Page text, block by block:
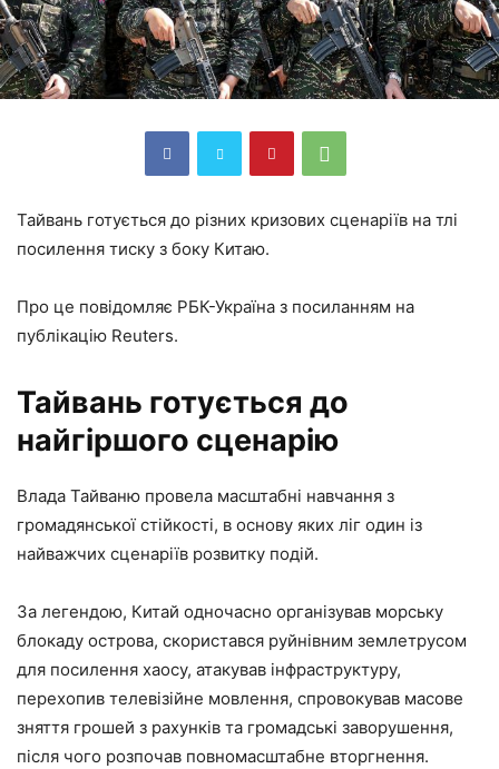
Тайвань готується до різних кризових сценаріїв на тлі
посилення тиску з боку Китаю.
Про це повідомляє РБК-Україна з посиланням на
публікацію Reuters.
Тайвань готується до
найгіршого сценарію
Влада Тайваню провела масштабні навчання з
громадянської стійкості, в основу яких ліг один із
найважчих сценаріїв розвитку подій.
За легендою, Китай одночасно організував морську
блокаду острова, скористався руйнівним землетрусом
для посилення хаосу, атакував інфраструктуру,
перехопив телевізійне мовлення, спровокував масове
зняття грошей з рахунків та громадські заворушення,
після чого розпочав повномасштабне вторгнення.